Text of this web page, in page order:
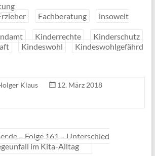
Fachberatung
insoweit
Kinderrechte
Kinderschutz
Kindeswohl
Kindeswohlgefährd
Klaus
12. März 2018
– Folge 161 – Unterschied
im Kita-Alltag